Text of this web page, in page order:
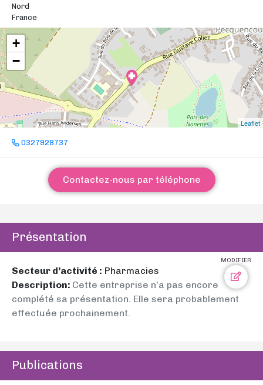
Nord
France
+
−
Leaflet
0327928737
Contactez-nous par téléphone
Présentation
MODIFIER
Secteur d’activité : Pharmacies
Description: Cette entreprise n’a pas encore
complété sa présentation. Elle sera probablement
effectuée prochainement.
Publications